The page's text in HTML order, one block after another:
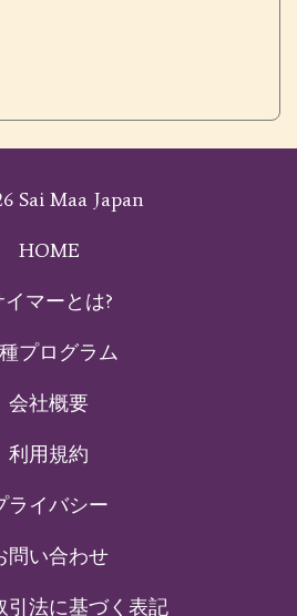
Sai Maa Japan
HOME
イマーとは?
プログラム
会社概要
利用規約
ライバシー
問い合わせ
引法に基づく表記